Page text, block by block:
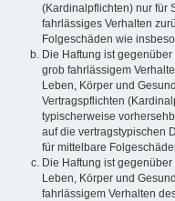
(Kardinalpflichten) nur für
fahrlässiges Verhalten
Folgeschäden wie
Die Haftung ist
grob fahrlässigem
Leben, Körper und
Vertragspflichten
typischerweise
auf die vertragstypischen
für mittelbare
Die Haftung ist
Leben, Körper und
fahrlässigem Verhalten